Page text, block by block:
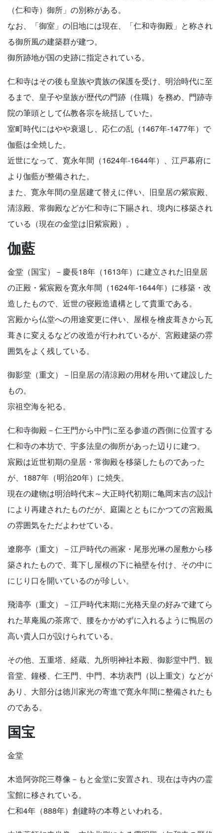
（仁和寺）御所」の別称がある。
なお、「御室」の旧地には現在、「仁和寺御殿」と称され
る御所風の建築群が建つ。
御所跡地が国の史跡に指定されている。
仁和寺はその後も皇族や貴族の保護を受け、明治時代に至
るまで、皇子や皇族が歴代の門跡（住職）を務め、門跡寺
院の筆頭として仏教各宗を統括していた。
室町時代にはやや衰退し、応仁の乱（1467年-1477年）で
伽藍は全焼した。
近世になって、寛永年間（1624年-1644年）、江戸幕府に
より伽藍が整備された。
また、寛永年間の皇居建て替えに伴い、旧皇居の紫宸殿、
清涼殿、常御殿などが仁和寺に下賜され、境内に移築され
ている（現在の金堂は旧紫宸殿）。
伽藍
金堂（国宝）－慶長18年（1613年）に建立された旧皇居
の正殿・紫宸殿を寛永年間（1624年-1644年）に移築・改
造したもので、近世の寝殿造遺構として貴重である。
宮殿から仏堂への用途変更に伴い、屋根を檜皮葺きから瓦
葺きに変えるなどの改造が行われているが、宮殿建築の雰
囲気をよく残している。
御影堂（重文）－旧皇居の清涼殿の用材を用いて建設した
もの。
宗祖空海を祀る。
仁和寺御殿－仁王門から中門に至る参道の西側に位置する
仁和寺の本坊で、宇多法皇の御所があった辺りに建つ。
宸殿は近世初期の皇居・常御殿を移築したものであった
が、1887年（明治20年）に焼失。
現在の建物は明治時代末～大正時代初期に亀岡末吉の設計
により再建されたものだが、庭園とともにかつての宮殿風
の雰囲気をただよわせている。
遼廓亭（重文）－江戸時代の画家・尾形光琳の屋敷から移
築されたもので、葺下し屋根の下に袖壁を付け、その中に
にじり口を開いているのが珍しい。
飛濤亭（重文）－江戸時代末期に光格天皇の好みで建てら
れた草庵風の茶席で、腰をかがめずに入れるように鴨居の
高い貴人口が設けられている。
その他、五重塔、経蔵、九所明神社本殿、御影堂中門、観
音堂、鐘楼、仁王門、中門、本坊表門（以上重文）などが
あり、大部分は徳川家光の寄進で寛永年間に整備されたも
のである。
国宝
金堂
木造阿弥陀三尊像－もと金堂に安置され、現在は寺内の霊
宝館に移されている。
仁和4年（888年）創建時の本尊といわれる。